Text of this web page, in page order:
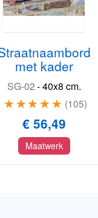
met kader
SG-02-40x8 cm.
105
€ 56,49
Maatwerk